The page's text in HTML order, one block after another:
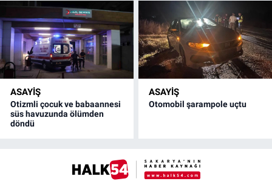
ASAYİŞ
Otizmli çocuk ve babaannesi
süs havuzunda ölümden
döndü
ASAYİŞ
Otomobil şarampole uçtu